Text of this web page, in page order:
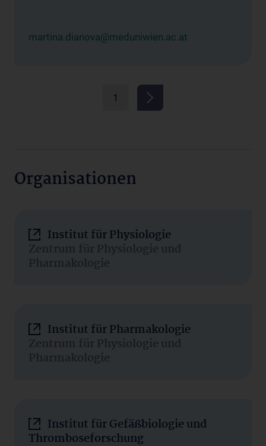
martina.dianova@meduniwien.ac.at
1
Organisationen
Institut für Physiologie
Zentrum für Physiologie und
Pharmakologie
Institut für Pharmakologie
Zentrum für Physiologie und
Pharmakologie
Institut für Gefäßbiologie und
Thromboseforschung